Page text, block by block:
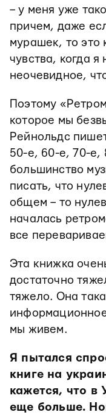
– у меня уже
причем, даже
мурашек, то это
чувства, когда
неочевидное,
Поэтому
которое мы
Рейнольдс
50-е, 60-е, 70-е,
большинство
писать, что
общем – то
началась
все
Эта книжка
достаточно
тяжело. Она
мы живем.
Я пытался
книге на
кажется, что в
еще больше.